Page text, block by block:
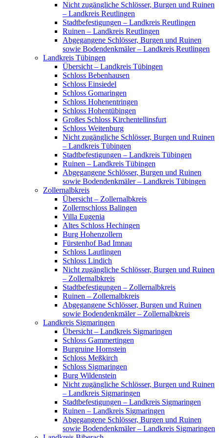
Nicht zugängliche Schlösser, Burgen und Ruinen
– Landkreis Reutlingen
Stadtbefestigungen – Landkreis Reutlingen
Ruinen – Landkreis Reutlingen
Abgegangene Schlösser, Burgen und Ruinen
sowie Bodendenkmäler – Landkreis Reutlingen
Landkreis Tübingen
Übersicht – Landkreis Tübingen
Schloss Bebenhausen
Schloss Einsiedel
Schloss Gomaringen
Schloss Hohenentringen
Schloss Hohentübingen
Großes Schloss Kirchentellinsfurt
Schloss Weitenburg
Nicht zugängliche Schlösser, Burgen und Ruinen
– Landkreis Tübingen
Stadtbefestigungen – Landkreis Tübingen
Ruinen – Landkreis Tübingen
Abgegangene Schlösser, Burgen und Ruinen
sowie Bodendenkmäler – Landkreis Tübingen
Zollernalbkreis
Übersicht – Zollernalbkreis
Zollernschloss Balingen
Villa Eugenia
Altes Schloss Hechingen
Burg Hohenzollern
Fürstenhof Bad Imnau
Schloss Lautlingen
Schloss Lindich
Nicht zugängliche Schlösser, Burgen und Ruinen
– Zollernalbkreis
Stadtbefestigungen – Zollernalbkreis
Ruinen – Zollernalbkreis
Abgegangene Schlösser, Burgen und Ruinen
sowie Bodendenkmäler – Zollernalbkreis
Landkreis Sigmaringen
Übersicht – Landkreis Sigmaringen
Schloss Gammertingen
Burgruine Hornstein
Schloss Meßkirch
Schloss Sigmaringen
Burg Wildenstein
Nicht zugängliche Schlösser, Burgen und Ruinen
– Landkreis Sigmaringen
Stadtbefestigungen – Landkreis Sigmaringen
Ruinen – Landkreis Sigmaringen
Abgegangene Schlösser, Burgen und Ruinen
sowie Bodendenkmäler – Landkreis Sigmaringen